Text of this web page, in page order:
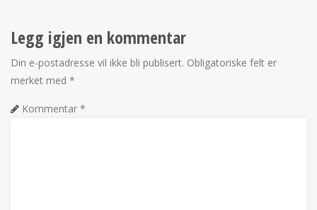
Legg igjen en kommentar
Din e-postadresse vil ikke bli publisert. Obligatoriske felt er
merket med *
Kommentar *